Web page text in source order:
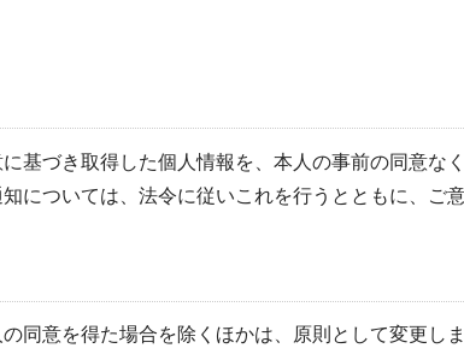
基づき取得した個人情報を、本人の事前の同意
については、法令に従いこれを行うとともに、ご
同意を得た場合を除くほかは、原則として変更